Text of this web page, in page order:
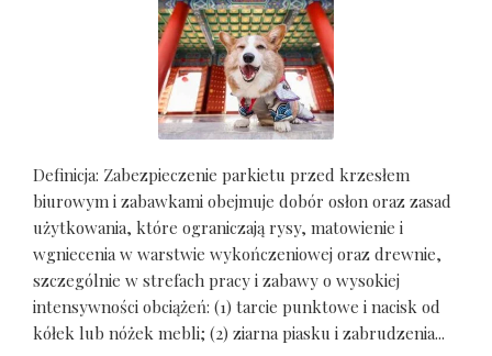
Definicja: Zabezpieczenie parkietu przed krzesłem
biurowym i zabawkami obejmuje dobór osłon oraz zasad
użytkowania, które ograniczają rysy, matowienie i
wgniecenia w warstwie wykończeniowej oraz drewnie,
szczególnie w strefach pracy i zabawy o wysokiej
intensywności obciążeń: (1) tarcie punktowe i nacisk od
kółek lub nóżek mebli; (2) ziarna piasku i zabrudzenia...